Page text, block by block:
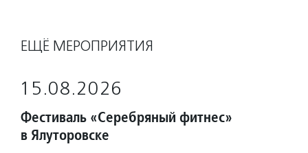
ЕЩЁ МЕРОПРИЯТИЯ
15.08.2026
Фестиваль «Серебряный фитнес»
в Ялуторовске